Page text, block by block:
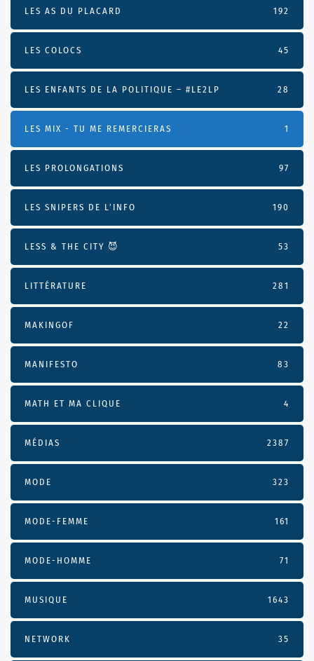
LES AS DU PLACARD 192
LES COLOCS 45
LES ENFANTS DE LA POLITIQUE – #LE2LP 28
LES MIX - TU ME REMERCIERAS 1
LES PROLONGATIONS 97
LES SNIPERS DE L’INFO 190
LESS & THE CITY 😈 53
LITTÉRATURE 281
MAKINGOF 22
MANIFESTO 83
MATH ET MA CLIQUE 4
MÉDIAS 2387
MODE 323
MODE-FEMME 161
MODE-HOMME 71
MUSIQUE 1643
NETWORK 35